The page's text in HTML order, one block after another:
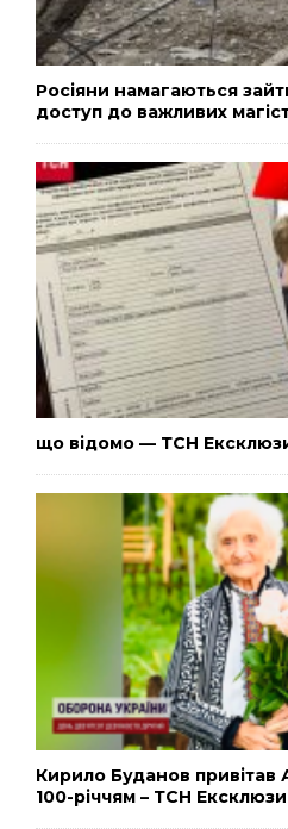
Росіяни намагаються
доступ до важливих
що відомо — ТСН
Кирило Буданов привітав
100-річчям – ТСН